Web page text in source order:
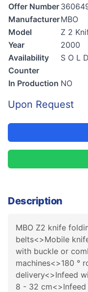
Offer Number
ManufacturerMBO
Model
Z 2
Year
2000
Availability
S O L D
Counter
In Production NO
Upon Request
Description
MBO Z2 knife
belts<>Mobile
with buckle or
machines<>180 °
delivery<>Infeed
8 - 32